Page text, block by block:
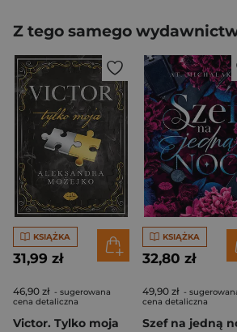
Z tego samego
KSIĄŻKA
31,99 zł
46,90 zł - sugerowana
cena detaliczna
Victor. Tylko moja
KSIĄŻKA
32,80 zł
49,90 zł -
cena detaliczna
Szef na jedną